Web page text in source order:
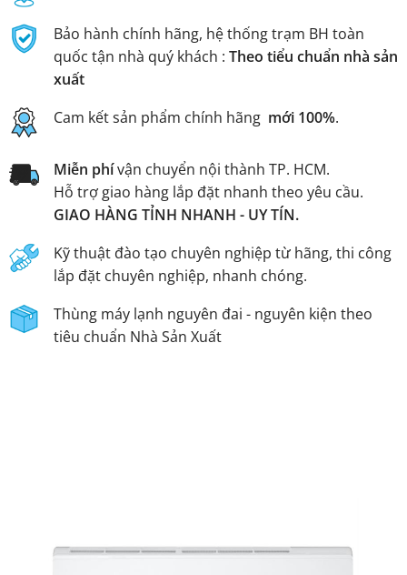
Bảo hành chính hãng, hệ thống trạm BH toàn
quốc tận nhà quý khách : Theo tiểu chuẩn nhà sản
xuất
Cam kết sản phẩm chính hãng mới 100%.
Miễn phívận chuyển nội thành TP. HCM.
Hỗ trợ giao hàng lắp đặt nhanh theo yêu cầu.
GIAO HÀNG TỈNH NHANH - UY TÍN.
Kỹ thuật đào tạo chuyên nghiệp từ hãng, thi công
lắp đặt chuyên nghiệp, nhanh chóng.
Thùng máy lạnh nguyên đai - nguyên kiện theo
tiêu chuẩn Nhà Sản Xuất